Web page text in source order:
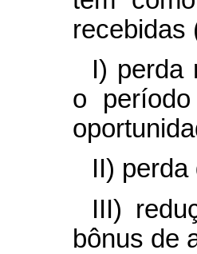
recebidas
I) perda
o
II)
III)
bônus de